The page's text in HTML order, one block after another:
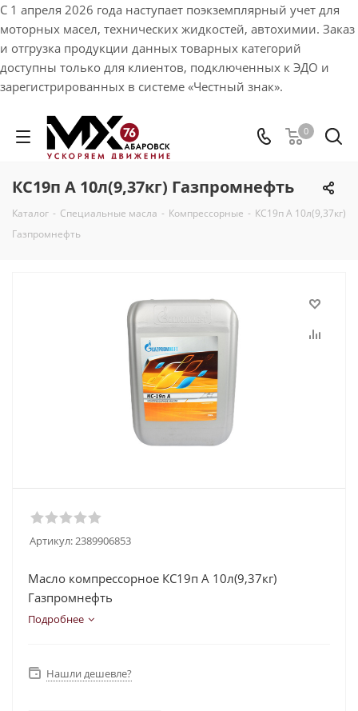
С 1 апреля 2026 года наступает поэкземплярный учет для
моторных масел, технических жидкостей, автохимии. Заказ
и отгрузка продукции данных товарных категорий
доступны только для клиентов, подключенных к ЭДО и
зарегистрированных в системе «Честный знак».
0
КС19п А 10л(9,37кг) Газпромнефть
Каталог - Специальные масла - Компрессорные - КС19п А 10л(9,37кг)
Газпромнефть
Артикул:2389906853
Масло компрессорное КС19п А 10л(9,37кг)
Газпромнефть
Подробнее
Нашли дешевле?